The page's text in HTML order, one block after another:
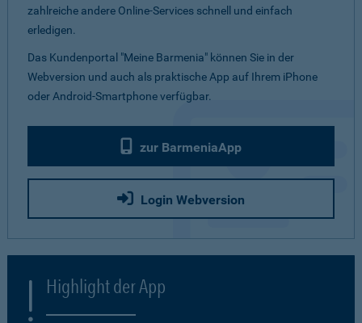
zahlreiche andere Online-Services schnell und einfach
erledigen.
Das Kundenportal "Meine Barmenia" können Sie in der
Webversion und auch als praktische App auf Ihrem iPhone
oder Android-Smartphone verfügbar.
zur BarmeniaApp
Login Webversion
Highlight der App